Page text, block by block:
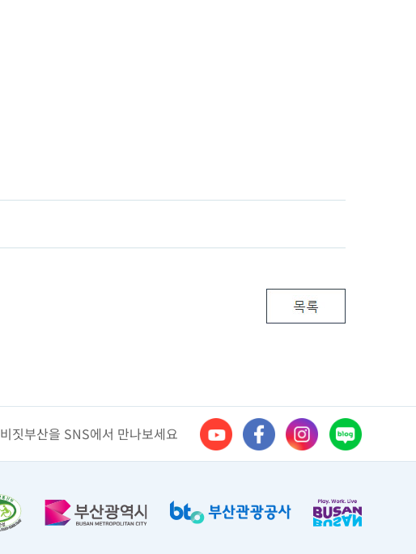
비짓부산을 SNS에서 만나보세요